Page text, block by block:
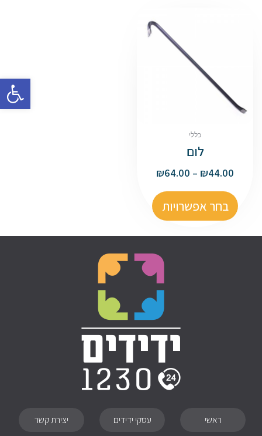
פתח
כללי
לום
₪44.00
–
₪64.00
בחר אפשרויות
ראשי עסקי ידידים יצירת קשר